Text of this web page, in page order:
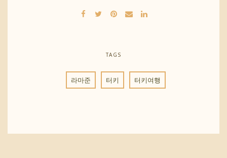
TAGS
라마준 터키 터키여행